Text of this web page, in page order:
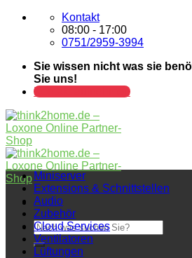
Skip
Kontakt
08:00 - 17:00
0751/2959-3994
Sie wissen nicht was sie
Sie uns!
Kontakt aufnehmen
Suchen
nach:
Miniserver
Extensions & Schnittstellen
Audio
Zubehör
Cloud Services
Ventilatoren
Lüftungen